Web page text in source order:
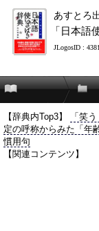
あすとろ
「日本語
JLogosID :
【辞典内Top3】 「笑
定の呼称からみた「年齢
慣用句
【関連コンテンツ】